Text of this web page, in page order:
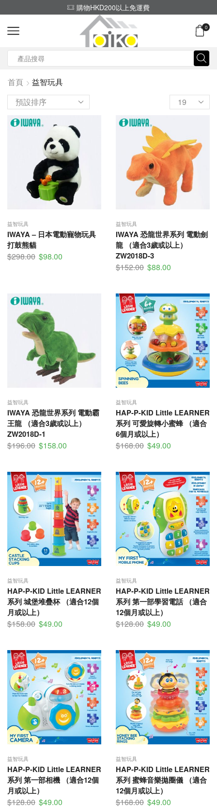
(852) 2797 2210
0
首頁 益智玩具
益智玩具
IWAYA – 日本電動寵物玩具
打鼓熊貓
$298.00 $98.00
益智玩具
IWAYA 恐龍世界系列 電動劍
龍 （適合3歲或以上）
ZW2018D-3
$152.00 $88.00
益智玩具
IWAYA 恐龍世界系列 電動霸
王龍 （適合3歲或以上）
ZW2018D-1
$196.00 $158.00
益智玩具
HAP-P-KID Little LEARNER
系列 可愛旋轉小蜜蜂 （適合
6個月或以上）
$168.00 $49.00
益智玩具
HAP-P-KID Little LEARNER
系列 城堡堆疊杯 （適合12個
月或以上）
$158.00 $49.00
益智玩具
HAP-P-KID Little LEARNER
系列 第一部學習電話 （適合
12個月或以上）
$128.00 $49.00
益智玩具
HAP-P-KID Little LEARNER
系列 第一部相機 （適合12個
月或以上）
$128.00 $49.00
益智玩具
HAP-P-KID Little LEARNER
系列 蜜蜂音樂拋圈儀 （適合
12個月或以上）
$168.00 $49.00